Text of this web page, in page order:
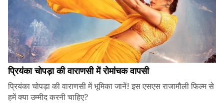
प्रियंका चोपड़ा की वाराणसी में रोमांचक वापसी
प्रियंका चोपड़ा की वाराणसी में भूमिका जानें! इस एसएस राजामौली फिल्म से
हमें क्या उम्मीद करनी चाहिए?